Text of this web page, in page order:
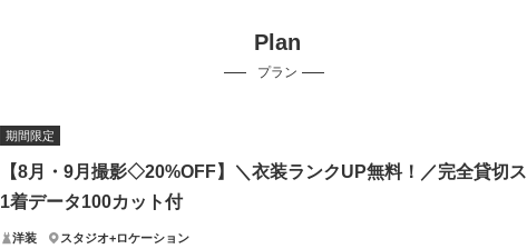
Plan
プラン
期間限定
【8月・9月撮影◇20%OFF】＼衣装ランクUP無料！／完全貸切
1着データ100カット付
洋装 スタジオ+ロケーション